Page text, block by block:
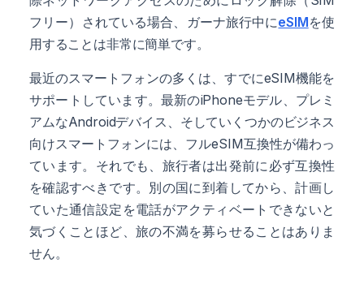
フリー）されている場合、ガーナ旅行中にeSIMを使
用することは非常に簡単です。
最近のスマートフォンの多くは、すでにeSIM機能を
サポートしています。最新のiPhoneモデル、プレミ
アムなAndroidデバイス、そしていくつかのビジネス
向けスマートフォンには、フルeSIM互換性が備わっ
ています。それでも、旅行者は出発前に必ず互換性
を確認すべきです。別の国に到着してから、計画し
ていた通信設定を電話がアクティベートできないと
気づくことほど、旅の不満を募らせることはありま
せん。